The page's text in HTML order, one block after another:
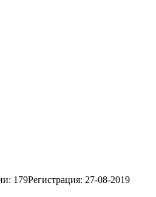
179Регистрация: 27-08-2019